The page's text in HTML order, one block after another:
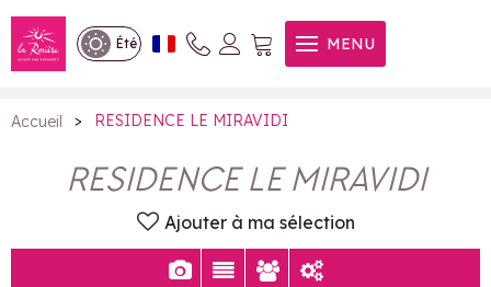
Été MENU
RESIDENCE LE MIRAVIDI
Accueil > RESIDENCE LE MIRAVIDI
RESIDENCE LE MIRAVIDI
Ajouter à ma sélection